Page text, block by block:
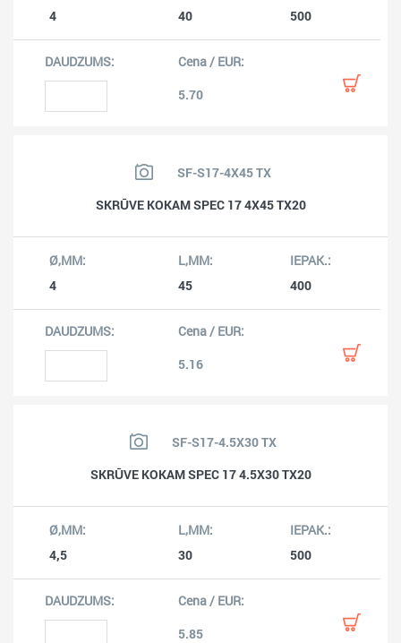
4 40 500
5.70
SF-S17-4X45 TX
SKRŪVE KOKAM SPEC 17 4X45 TX20
4 45 400
5.16
SF-S17-4.5X30 TX
SKRŪVE KOKAM SPEC 17 4.5X30 TX20
4,5 30 500
5.85